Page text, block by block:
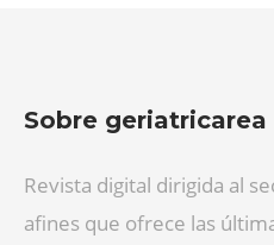
Sobre geriatricarea
Revista digital dirigida al
afines que ofrece las